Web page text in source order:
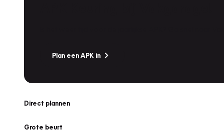
Plan een APK in
Direct plannen
Grote beurt